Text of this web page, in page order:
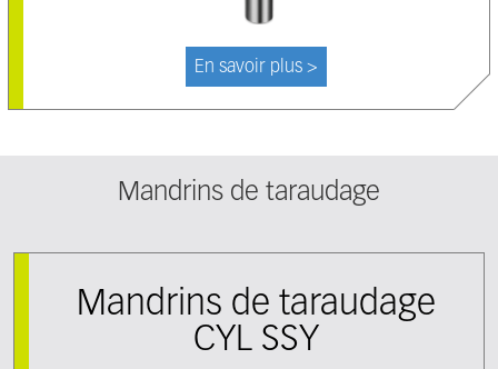
En savoir plus >
Mandrins de taraudage
Mandrins de taraudage
CYL SSY